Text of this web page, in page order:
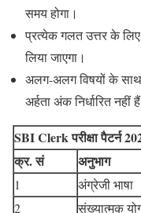
समय होगा।
प्रत्येक गलत उत्तर के
लिया जाएगा।
अलग-अलग विषयों के
अर्हता अंक निर्धारित नहीं
SBI Clerk परीक्षा पैटर्न
क्र. सं
अनुभाग
1 अंग्रेजी भाषा
2
संख्यात्मक